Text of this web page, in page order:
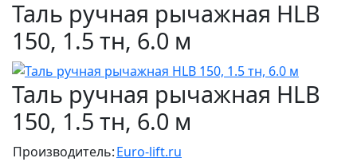
Таль ручная рычажная HLB
150, 1.5 тн, 6.0 м
Таль ручная рычажная HLB
150, 1.5 тн, 6.0 м
Производитель:Euro-lift.ru